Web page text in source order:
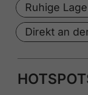
Ruhige Lage
Direkt an